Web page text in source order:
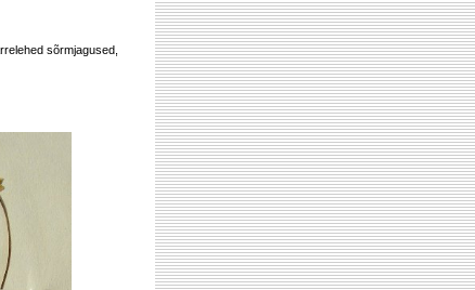
sõrmjagused,